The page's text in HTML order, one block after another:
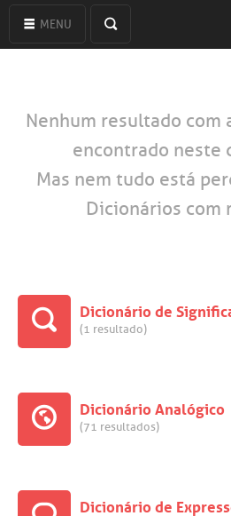
MENU
Nenhum resultado com
encontrado neste
Mas nem tudo está
Dicionários com
Dicionário de
(1 resultado)
Dicionário Analógico
(71 resultados)
Dicionário de